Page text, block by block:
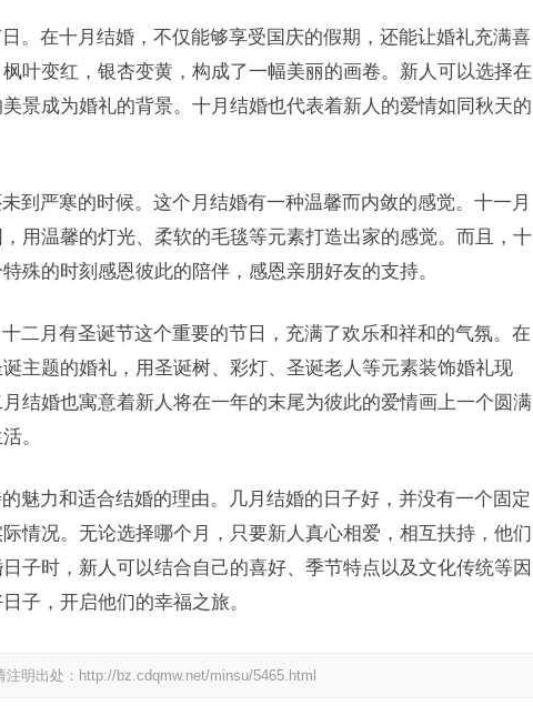
。在十月结婚，不仅能够享受国庆的假期，还能让婚礼充满喜
叶变红，银杏变黄，构成了一幅美丽的画卷。新人可以选择在
景成为婚礼的背景。十月结婚也代表着新人的爱情如同秋天的
到严寒的时候。这个月结婚有一种温馨而内敛的感觉。十一月
用温馨的灯光、柔软的毛毯等元素打造出家的感觉。而且，十
殊的时刻感恩彼此的陪伴，感恩亲朋好友的支持。
二月有圣诞节这个重要的节日，充满了欢乐和祥和的气氛。在
主题的婚礼，用圣诞树、彩灯、圣诞老人等元素装饰婚礼现
结婚也寓意着新人将在一年的末尾为彼此的爱情画上一个圆满
。
魅力和适合结婚的理由。几月结婚的日子好，并没有一个固定
情况。无论选择哪个月，只要新人真心相爱，相互扶持，他们
子时，新人可以结合自己的喜好、季节特点以及文化传统等因
子，开启他们的幸福之旅。
明出处： http://bz.cdqmw.net/minsu/5465.html